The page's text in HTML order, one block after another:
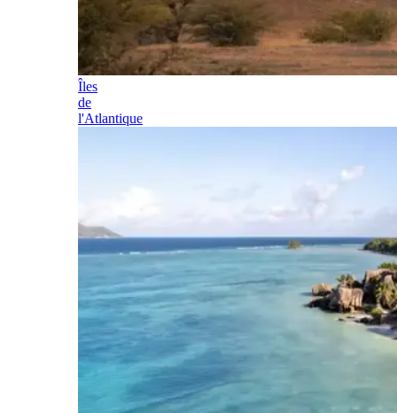
Îles
de
l'Atlantique